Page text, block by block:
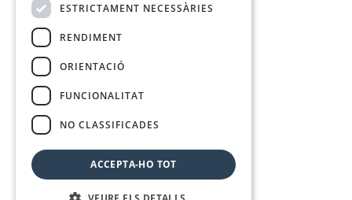
ESTRICTAMENT NECESSÀRIES
RENDIMENT
ORIENTACIÓ
FUNCIONALITAT
NO CLASSIFICADES
ACCEPTA-HO TOT